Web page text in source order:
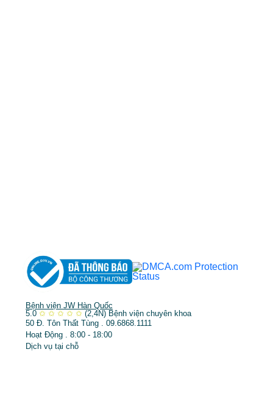
Bệnh viện JW Hàn Quốc
5.0 ✩ ✩ ✩ ✩ ✩ (2,4N) Bệnh viện chuyên khoa
50 Đ. Tôn Thất Tùng . 09.6868.1111
Hoạt Động . 8:00 - 18:00
Dịch vụ tại chỗ